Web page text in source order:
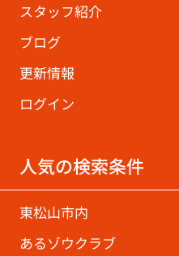
スタッフ紹介
ブログ
更新情報
ログイン
人気の検索条件
東松山市内
あるゾウクラブ